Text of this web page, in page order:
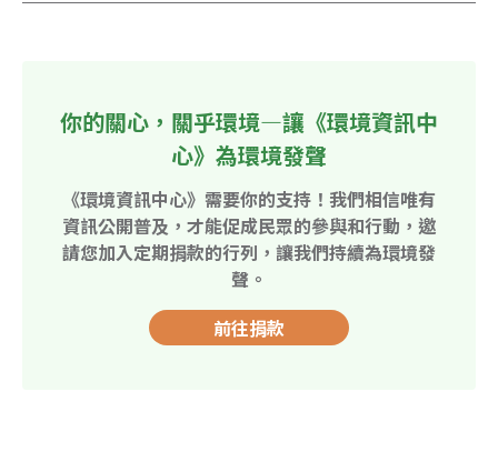
你的關心，關乎環境—讓《環境資訊中
心》為環境發聲
《環境資訊中心》需要你的支持！我們相信唯有
資訊公開普及，才能促成民眾的參與和行動，邀
請您加入定期捐款的行列，讓我們持續為環境發
聲。
前往捐款